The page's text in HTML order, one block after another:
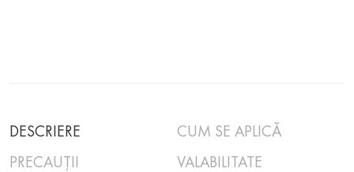
DESCRIERE
CUM SE APLICĂ
PRECAUȚII
VALABILITATE